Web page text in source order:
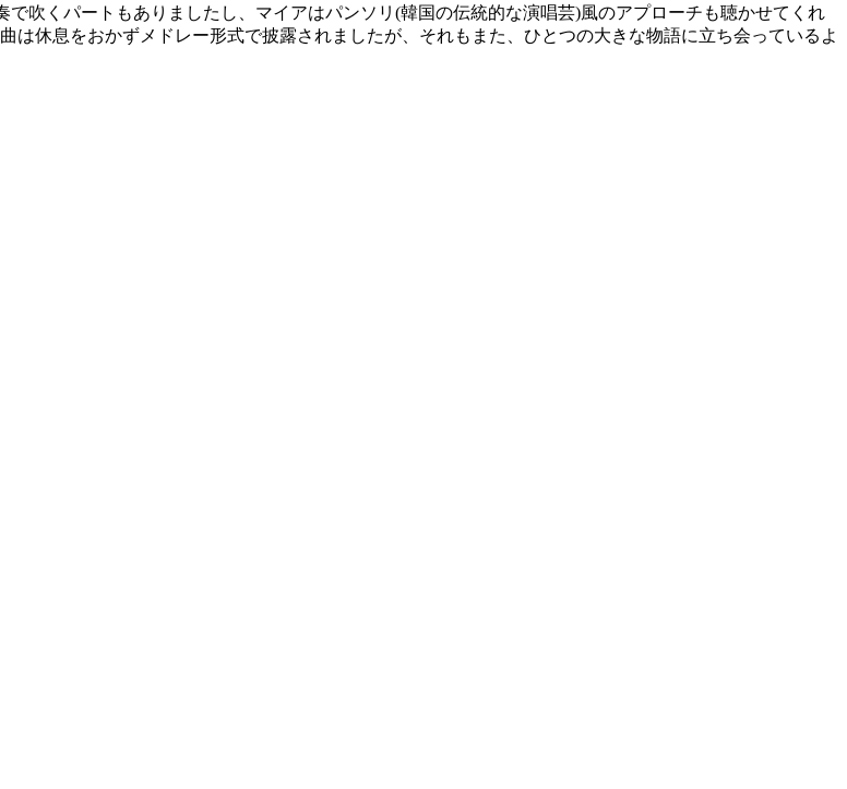
吹くパートもありましたし、マイアはパンソリ(韓国の伝統的な演唱芸)風のアプローチも聴かせてくれ
休息をおかずメドレー形式で披露されましたが、それもまた、ひとつの大きな物語に立ち会っているよ